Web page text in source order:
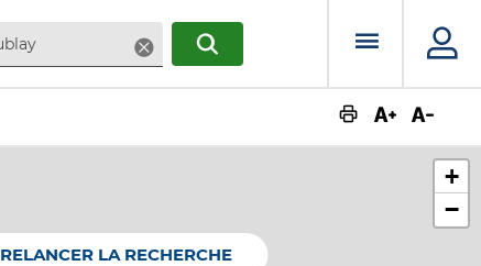
SupprimerRECHERCHERMenu
+
−
RELANCER LA RECHERCHE